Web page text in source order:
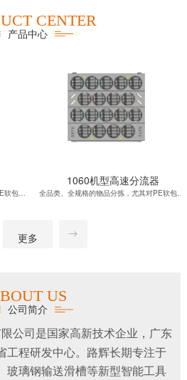
CENTER
产品中心
全品类、全规格的物品分拣，尤其对PE软包、集包编织袋等分拣有优势，在分拣物品包装类型复杂及大件、重货的场地更具有突出的分拣优势。
1060机型高速分流器
全品类、全规格的物品分拣，尤其对PE软包、集包编织袋等分拣有优势，在分拣物品包装类型复杂及大件、重货的场地更具有突出的分拣优势。
更多
US
公司简介
公司是国家高新技术企业，广东
程研发中心。 路辉长期专注于
玻璃钢输送滑槽等新型智能工具